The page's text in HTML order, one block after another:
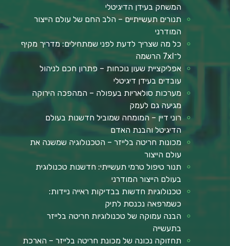
המשחק בעידן הדיגיטלי
תנורים תעשייתיים – הלב החם של עולם הייצור
המודרני
כל מה שצריך לדעת לפני שמתחילים: מדריך מקיף
ל־7xl הרשמה
אפליקציית שעון נוכחות – פתרון חכם לניהול
עובדים בעידן דיגיטלי
מערכות סולאריות בעפולה – המהפכה הירוקה
מגיעה גם לעמק
רוני דיין – המומחה שמוביל חדשנות בעולם
הדיגיטל והבנת האדם
מכונות חריטה בלייזר – הטכנולוגיה שמשנה את
עולם הייצור
תנור טיפול טרמי תעשייתי: חדשנות טכנולוגית
בעולם הייצור המודרני
טכנולוגיות חדשות בבדיקות ראייה ניידות:
כשמרפאה נכנסת לתיק
הבנה עמוקה של טכנולוגיות חריטה בלייזר
בתעשייה
תחזוקה נכונה של מכונת חריטה בלייזר – הארכת